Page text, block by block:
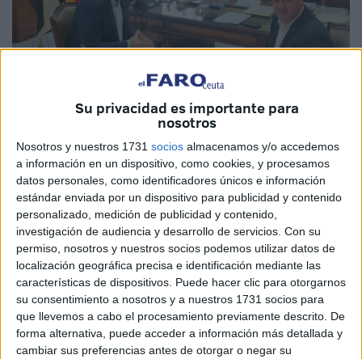
Su privacidad es importante para
nosotros
Nosotros y nuestros 1731 socios almacenamos y/o accedemos
a información en un dispositivo, como cookies, y procesamos
datos personales, como identificadores únicos e información
estándar enviada por un dispositivo para publicidad y contenido
personalizado, medición de publicidad y contenido,
investigación de audiencia y desarrollo de servicios. Con su
permiso, nosotros y nuestros socios podemos utilizar datos de
localización geográfica precisa e identificación mediante las
características de dispositivos. Puede hacer clic para otorgarnos
su consentimiento a nosotros y a nuestros 1731 socios para
que llevemos a cabo el procesamiento previamente descrito. De
forma alternativa, puede acceder a información más detallada y
cambiar sus preferencias antes de otorgar o negar su
Imagen cedida
Juan Gutiérrez, secretario general delPSOEde Ceuta, y
Rafael García Rodríguez,delegado del Gobiernoen la
ciudad autónoma, aseguran que están trabajando "de
manera conjunta y coordinada" con el Ministerio de
Inclusión,Seguridad Socialy Migraciones, con el objetivo